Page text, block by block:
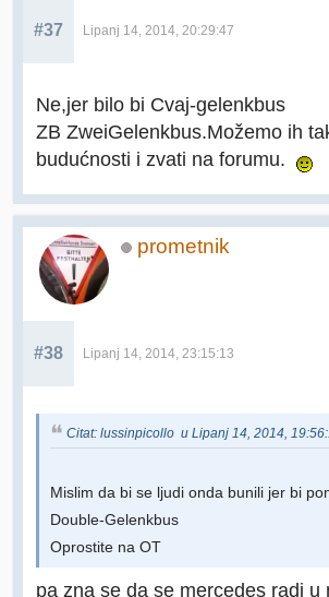
#37 Lipanj 14, 2014, 20:29:47
Ne,jer bilo bi Cvaj-gelenkbus
ZB ZweiGelenkbus.Možemo ih
budućnosti i zvati na forumu.
prometnik
#38 Lipanj 14, 2014, 23:15:13
Citat: lussinpicollo u Lipanj 14, 2014,
Mislim da bi se ljudi onda bunili jer bi
Double-Gelenkbus
Oprostite na OT
pa zna se da se mercedes radi u